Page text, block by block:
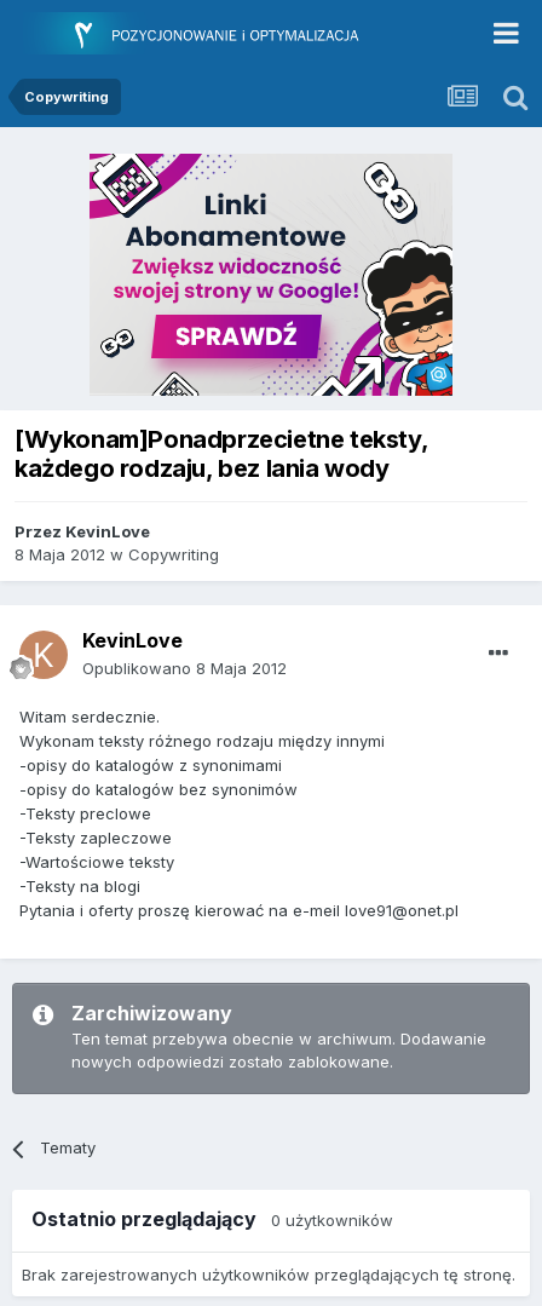
Copywriting
[Wykonam]Ponadprzecietne teksty,
każdego rodzaju, bez lania wody
Przez KevinLove
8 Maja 2012 w Copywriting
KevinLove
Opublikowano 8 Maja 2012
Witam serdecznie.
Wykonam teksty różnego rodzaju między innymi
-opisy do katalogów z synonimami
-opisy do katalogów bez synonimów
-Teksty preclowe
-Teksty zapleczowe
-Wartościowe teksty
-Teksty na blogi
Pytania i oferty proszę kierować na e-meil love91@onet.pl
Zarchiwizowany
Ten temat przebywa obecnie w archiwum. Dodawanie
nowych odpowiedzi zostało zablokowane.
Tematy
Ostatnio przeglądający 0 użytkowników
Brak zarejestrowanych użytkowników przeglądających tę stronę.